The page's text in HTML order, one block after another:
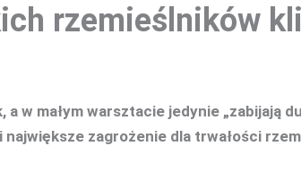
rzemieślników
w małym warsztacie jedynie „zabijają
zagrożenie dla trwałości